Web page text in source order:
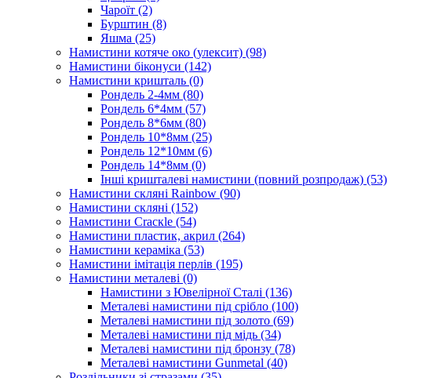
Чароїт (2)
Бурштин (8)
Яшма (25)
Намистини котяче око (улексит) (98)
Намистини біконуси (142)
Намистини кришталь (0)
Рондель 2-4мм (80)
Рондель 6*4мм (57)
Рондель 8*6мм (80)
Рондель 10*8мм (25)
Рондель 12*10мм (6)
Рондель 14*8мм (0)
Інші кришталеві намистини (повний розпродаж) (53)
Намистини скляні Rainbow (90)
Намистини скляні (152)
Намистини Cracкle (54)
Намистини пластик, акрил (264)
Намистини кераміка (53)
Намистини імітація перлів (195)
Намистини металеві (0)
Намистини з Ювелірної Сталі (136)
Металеві намистини під срібло (100)
Металеві намистини під золото (69)
Металеві намистини під мідь (34)
Металеві намистини під бронзу (78)
Металеві намистини Gunmetal (40)